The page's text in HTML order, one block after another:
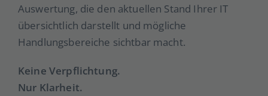
Auswertung, die den aktuellen Stand Ihrer IT
übersichtlich darstellt und mögliche
Handlungsbereiche sichtbar macht.
Keine Verpflichtung.
Nur Klarheit.